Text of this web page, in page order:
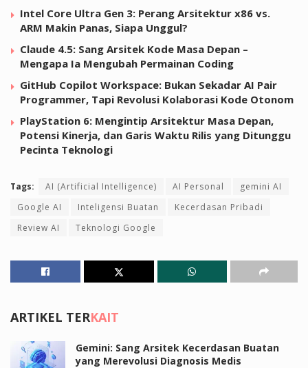
Intel Core Ultra Gen 3: Perang Arsitektur x86 vs.
ARM Makin Panas, Siapa Unggul?
Claude 4.5: Sang Arsitek Kode Masa Depan –
Mengapa Ia Mengubah Permainan Coding
GitHub Copilot Workspace: Bukan Sekadar AI Pair
Programmer, Tapi Revolusi Kolaborasi Kode Otonom
PlayStation 6: Mengintip Arsitektur Masa Depan,
Potensi Kinerja, dan Garis Waktu Rilis yang Ditunggu
Pecinta Teknologi
Tags: AI (Artificial Intelligence) AI Personal
gemini AI
Google AI
Inteligensi Buatan
Kecerdasan Pribadi
Review AI
Teknologi Google
ARTIKEL TERKAIT
Gemini: Sang Arsitek Kecerdasan Buatan
yang Merevolusi Diagnosis Medis